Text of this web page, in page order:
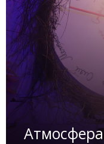
Атмосфера